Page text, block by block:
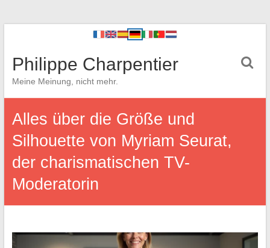
Philippe Charpentier
Meine Meinung, nicht mehr.
Alles über die Größe und
Silhouette von Myriam Seurat,
der charismatischen TV-
Moderatorin